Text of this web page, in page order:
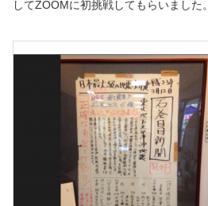
してZOOMに初挑戦してもらいました。